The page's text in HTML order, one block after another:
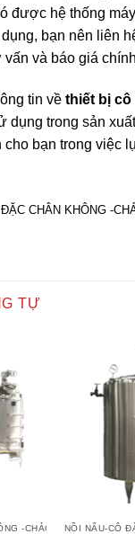
được hệ thống
bạn nên liên
và báo giá
tin về thiết bị cô
dụng trong sản
bạn trong việc
CHÂN KHÔNG -
TỰ
-CHẢO XÀONỒI NẤU-CÔ